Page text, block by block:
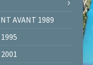
AVANT 1989